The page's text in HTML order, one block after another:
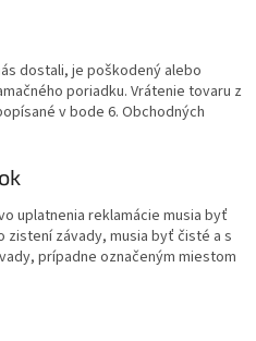
dostali, je poškodený alebo
poriadku. Vrátenie tovaru z
v bode 6. Obchodných
uplatnenia reklamácie musia byť
závady, musia byť čisté a s
prípadne označeným miestom